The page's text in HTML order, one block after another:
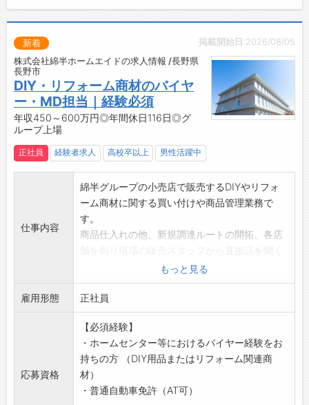
掲載開始日:2026/08/05
新着
株式会社綿半ホームエイドの求人情報 /長野県
長野市
DIY・リフォーム商材のバイヤ
ー・MD担当｜経験必須
年収450～600万円◎年間休日116日◎グ
ループ上場
正社員 経験者求人 高校卒以上 男性活躍中
仕事内容
綿半グループの小売店で販売するDIYやリフォ
ーム商材に関する買い付けや商品管理業務で
す。
商品仕入れの他、新規調達ルートの開拓、各店
チームで仕事をするため、協力し合って取り組
む面白さと不明点をすぐに確認できる環境があ
るのも特徴です！
【具体的には】
・国内外における購買・調達ルートの開拓
・地域と顧客ニーズを考えた商品の仕入れ
・各店舗への適正なアイテムと適性数量の供給
・カテゴリーMDの立案、実践
もっと見る
雇用形態 正社員
応募資格
【必須経験】
・ホームセンター等におけるバイヤー経験をお
持ちの方 （DIY用品またはリフォーム関連商
材）
・普通自動車免許（AT可）